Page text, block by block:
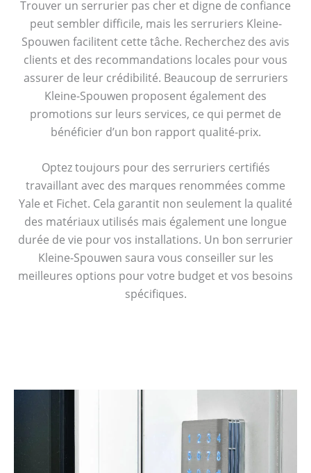
Trouver un serrurier pas cher et digne de confiance
peut sembler difficile, mais les serruriers Kleine-
Spouwen facilitent cette tâche. Recherchez des avis
clients et des recommandations locales pour vous
assurer de leur crédibilité. Beaucoup de serruriers
Kleine-Spouwen proposent également des
promotions sur leurs services, ce qui permet de
bénéficier d’un bon rapport qualité-prix.
Optez toujours pour des serruriers certifiés
travaillant avec des marques renommées comme
Yale et Fichet. Cela garantit non seulement la qualité
des matériaux utilisés mais également une longue
durée de vie pour vos installations. Un bon serrurier
Kleine-Spouwen saura vous conseiller sur les
meilleures options pour votre budget et vos besoins
spécifiques.